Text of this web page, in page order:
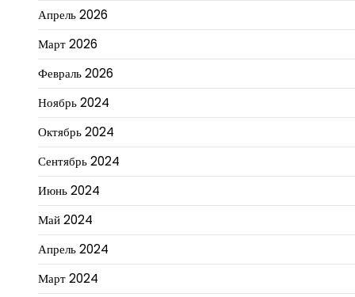
Апрель 2026
Март 2026
Февраль 2026
Ноябрь 2024
Октябрь 2024
Сентябрь 2024
Июнь 2024
Май 2024
Апрель 2024
Март 2024